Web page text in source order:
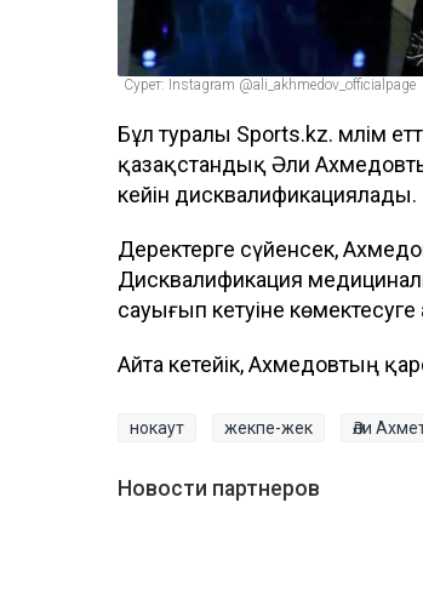
Сурет: Instagram @ali_akhmedov_officialpage
Бұл туралы Sports.kz. мәлім
қазақстандық Әли
кейін дисквалификациялады.
Деректерге сүйенсек,
Дисквалификация
сауығып кетуіне көмектесуге
Айта кетейік, Ахмедовтың
нокаут жекпе-жек Әли
Новости партнеров